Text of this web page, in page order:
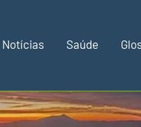
Notícias Saúde